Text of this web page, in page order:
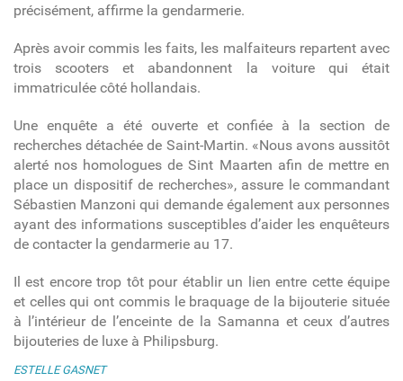
précisément, affirme la gendarmerie.
Après avoir commis les faits, les malfaiteurs repartent avec
trois scooters et abandonnent la voiture qui était
immatriculée côté hollandais.
Une enquête a été ouverte et confiée à la section de
recherches détachée de Saint-Martin. «Nous avons aussitôt
alerté nos homologues de Sint Maarten afin de mettre en
place un dispositif de recherches», assure le commandant
Sébastien Manzoni qui demande également aux personnes
ayant des informations susceptibles d’aider les enquêteurs
de contacter la gendarmerie au 17.
Il est encore trop tôt pour établir un lien entre cette équipe
et celles qui ont commis le braquage de la bijouterie située
à l’intérieur de l’enceinte de la Samanna et ceux d’autres
bijouteries de luxe à Philipsburg.
ESTELLE GASNET